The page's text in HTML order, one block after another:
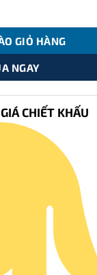
cố định) AN-
GIỎ HÀNG
NGAY
CHIẾT KHẤU